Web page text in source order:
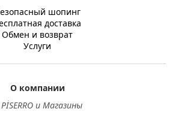
шопинг
доставка
Обмен и возврат
Услуги
О компании
и Магазины